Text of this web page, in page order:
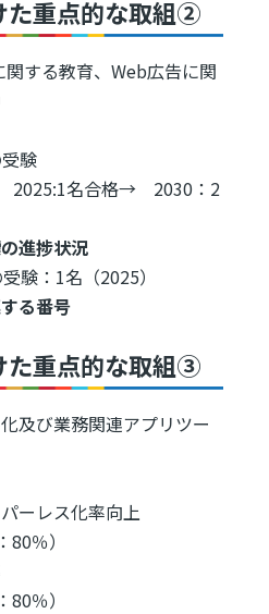
た重点的な取組②
する教育、Web広告に関
験
2025:1名合格→ 2030：2
進捗状況
験：1名（2025）
る番号
た重点的な取組③
及び業務関連アプリツー
ーレス化率向上
％）
％）